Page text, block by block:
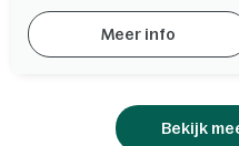
Meer info
Bekijk